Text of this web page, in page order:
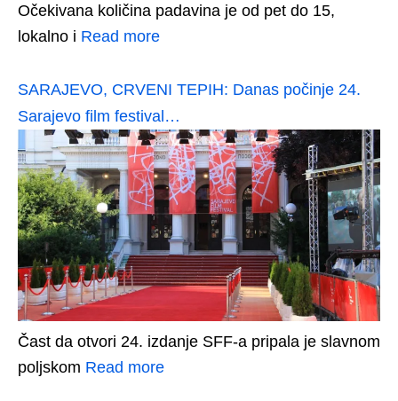
Očekivana količina padavina je od pet do 15,
lokalno i Read more
SARAJEVO, CRVENI TEPIH: Danas počinje 24.
Sarajevo film festival…
Čast da otvori 24. izdanje SFF-a pripala je slavnom
poljskom Read more